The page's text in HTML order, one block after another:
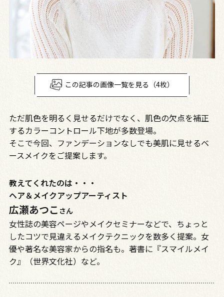
この記事の画像一覧を見る（4枚）
ただ肌色を明るく見せるだけでなく、肌色の欠点を補正
するカラーコントロール下地が多数登場。
そこで今回、ファンデーションなしでも美肌に見せるベ
ースメイクをご提案します。
教えてくれたのは・・・
ヘア＆メイクアップアーティスト
広瀬あつこ さん
女性誌の美容ページやメイクセミナーなどで、ちょっと
したコツで見違えるメイクテクニックを数多く提案。女
優や著名な美容家からの指名も。著書に『スマイルメイ
ク』（世界文化社）など。